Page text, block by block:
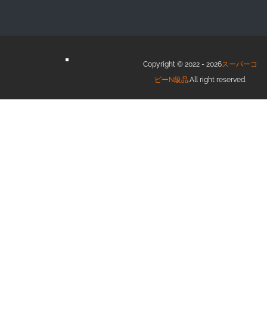
Copyright © 2022 - 2026スーパーコ
ピーN級品.All right reserved.